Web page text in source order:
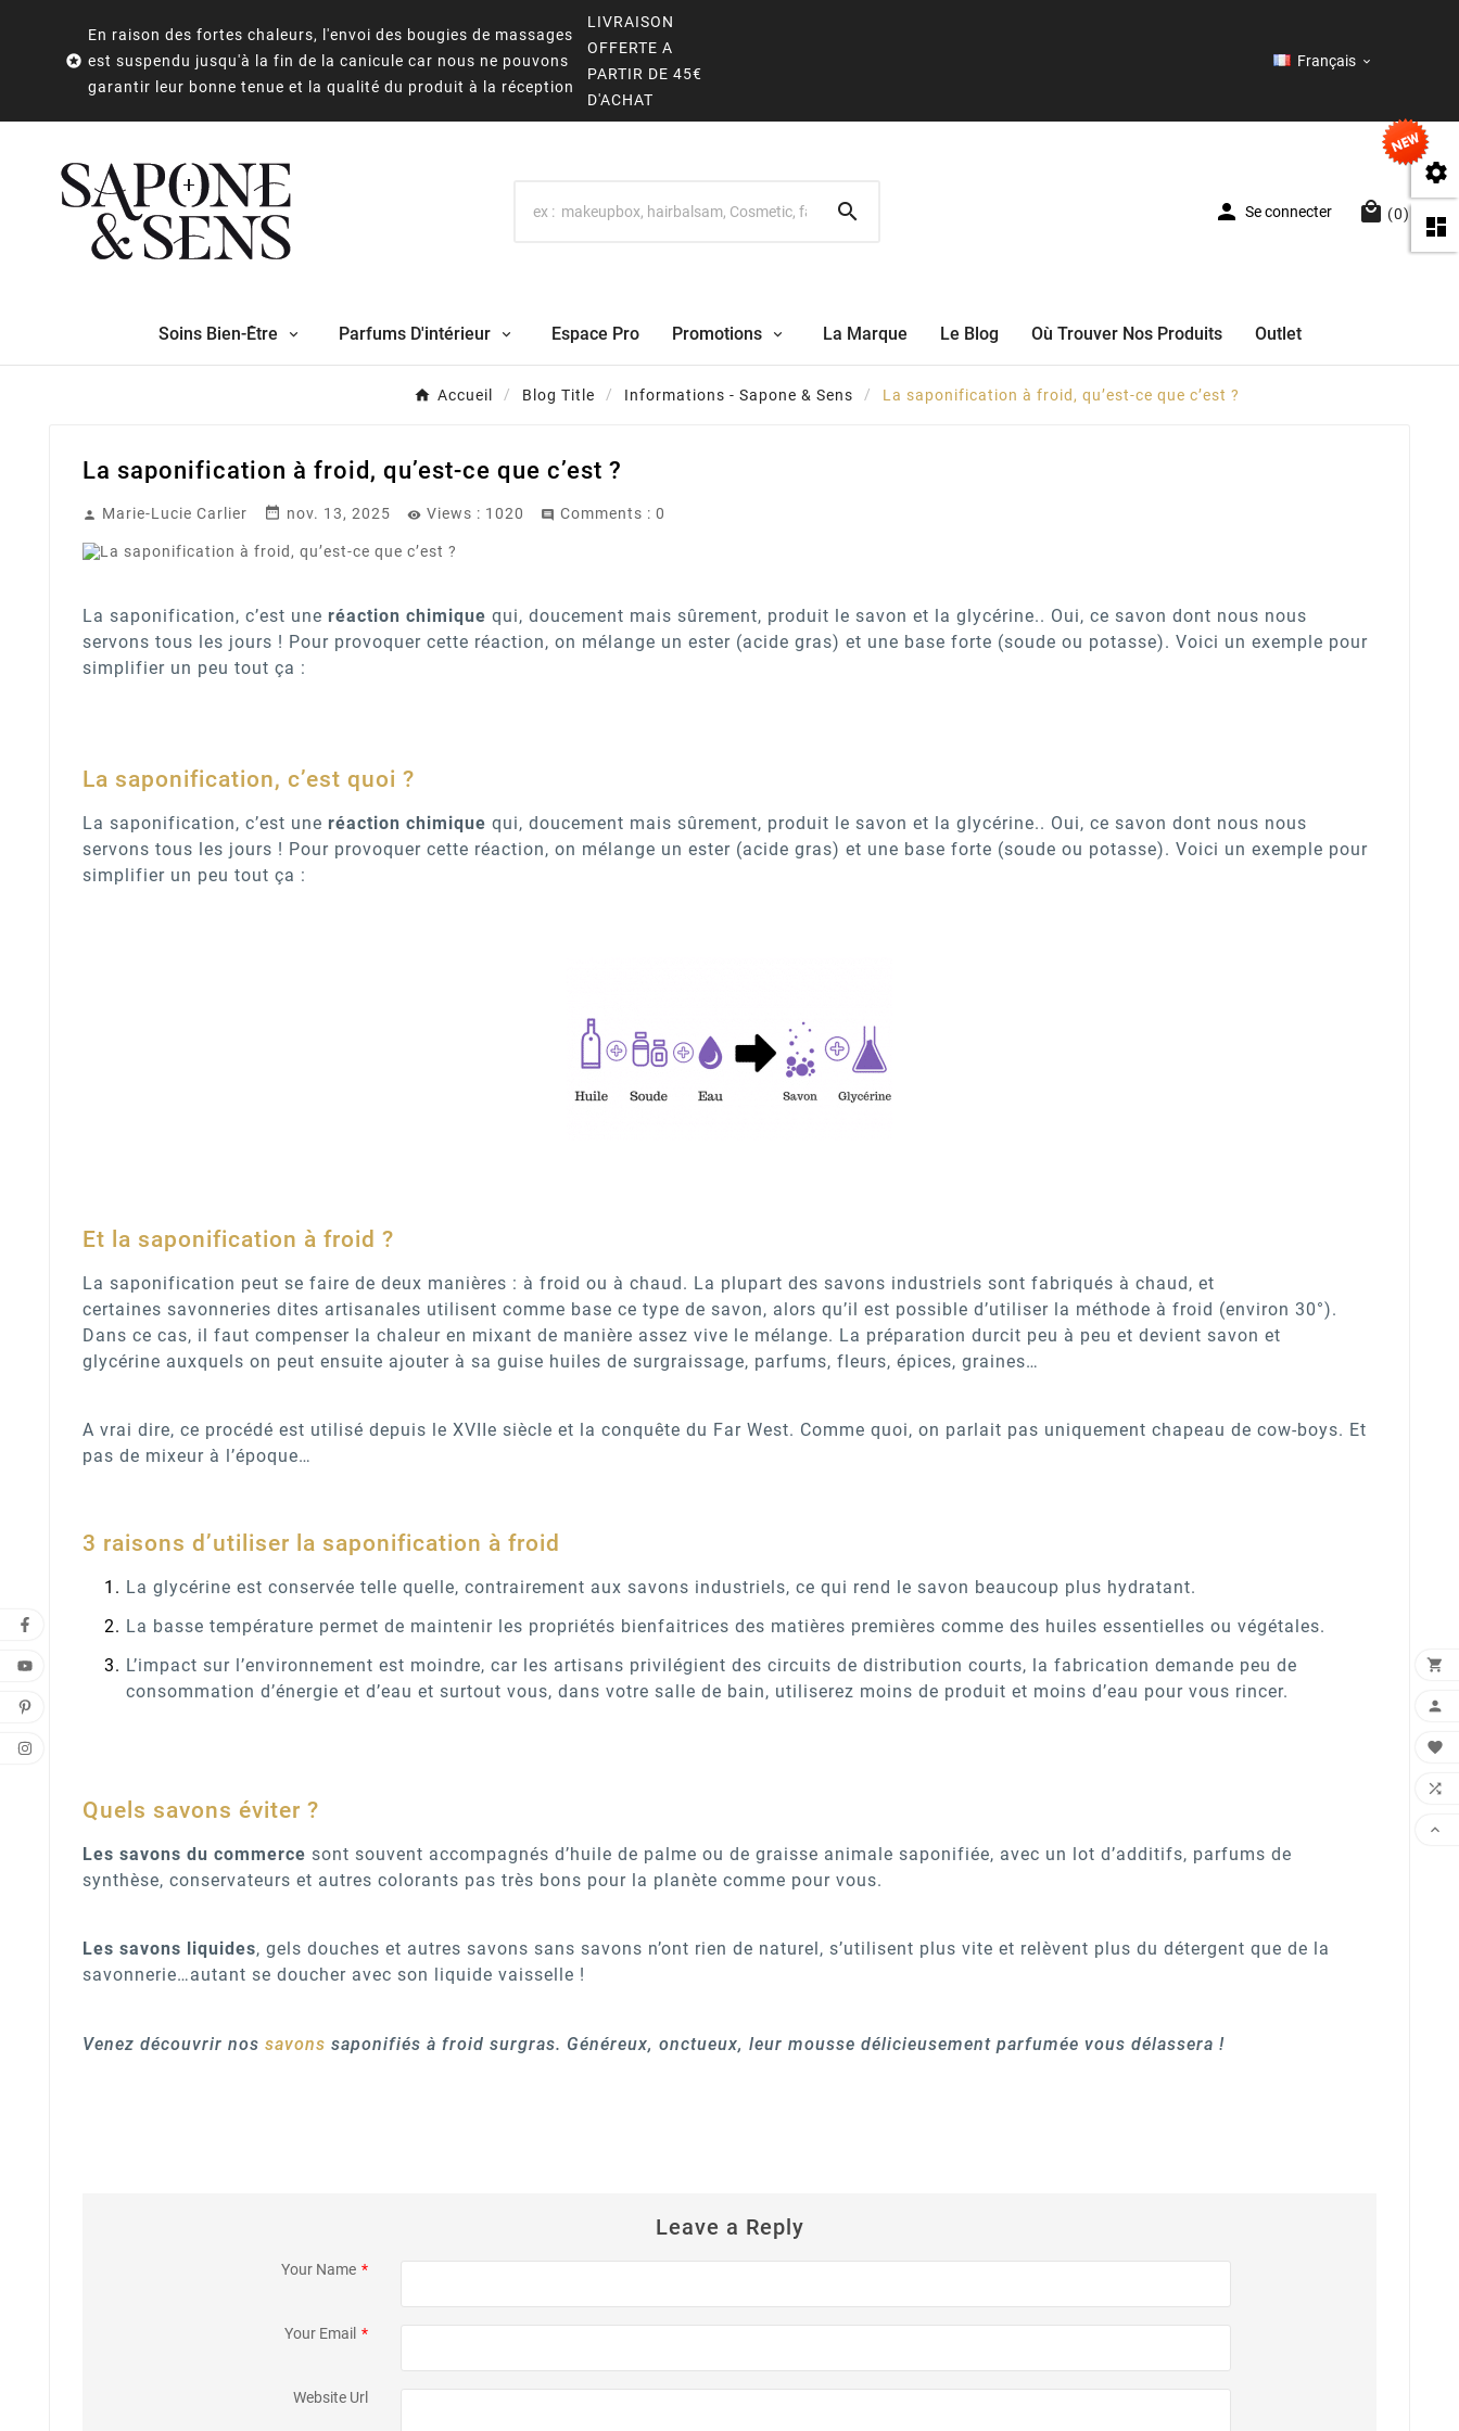



En raison des fortes chaleurs, l'envoi des bougies de massages
est suspendu jusqu'à la fin de la canicule car nous ne pouvons
garantir leur bonne tenue et la qualité du produit à la réception
LIVRAISON
OFFERTE A
PARTIR DE 45€
D'ACHAT
Français 
  Se connecter  (0)
Soins Bien-Être Parfums D'intérieur Espace Pro Promotions La Marque Le Blog Où Trouver Nos Produits Outlet
Accueil Blog Title Informations - Sapone & Sens La saponification à froid, qu’est-ce que c’est ?
La saponification à froid, qu’est-ce que c’est ?
 Marie-Lucie Carlier  nov. 13, 2025  Views : 1020  Comments : 0
La saponification, c’est une réaction chimique qui, doucement mais sûrement, produit le savon et la glycérine.. Oui, ce savon dont nous nous
servons tous les jours ! Pour provoquer cette réaction, on mélange un ester (acide gras) et une base forte (soude ou potasse). Voici un exemple pour
simplifier un peu tout ça :
La saponification, c’est quoi ?
La saponification, c’est une réaction chimique qui, doucement mais sûrement, produit le savon et la glycérine.. Oui, ce savon dont nous nous
servons tous les jours ! Pour provoquer cette réaction, on mélange un ester (acide gras) et une base forte (soude ou potasse). Voici un exemple pour
simplifier un peu tout ça :
Et la saponification à froid ?
La saponification peut se faire de deux manières : à froid ou à chaud. La plupart des savons industriels sont fabriqués à chaud, et
certaines savonneries dites artisanales utilisent comme base ce type de savon, alors qu’il est possible d’utiliser la méthode à froid (environ 30°).
Dans ce cas, il faut compenser la chaleur en mixant de manière assez vive le mélange. La préparation durcit peu à peu et devient savon et
glycérine auxquels on peut ensuite ajouter à sa guise huiles de surgraissage, parfums, fleurs, épices, graines…
A vrai dire, ce procédé est utilisé depuis le XVIIe siècle et la conquête du Far West. Comme quoi, on parlait pas uniquement chapeau de cow-boys. Et
pas de mixeur à l’époque…
3 raisons d’utiliser la saponification à froid
La glycérine est conservée telle quelle, contrairement aux savons industriels, ce qui rend le savon beaucoup plus hydratant.
La basse température permet de maintenir les propriétés bienfaitrices des matières premières comme des huiles essentielles ou végétales.
L’impact sur l’environnement est moindre, car les artisans privilégient des circuits de distribution courts, la fabrication demande peu de
consommation d’énergie et d’eau et surtout vous, dans votre salle de bain, utiliserez moins de produit et moins d’eau pour vous rincer.
Quels savons éviter ?
Les savons du commerce sont souvent accompagnés d’huile de palme ou de graisse animale saponifiée, avec un lot d’additifs, parfums de
synthèse, conservateurs et autres colorants pas très bons pour la planète comme pour vous.
Les savons liquides, gels douches et autres savons sans savons n’ont rien de naturel, s’utilisent plus vite et relèvent plus du détergent que de la
savonnerie…autant se doucher avec son liquide vaisselle !
Venez découvrir nos savons saponifiés à froid surgras. Généreux, onctueux, leur mousse délicieusement parfumée vous délassera !
Leave a Reply
Your Name *
Your Email *
Website Url




